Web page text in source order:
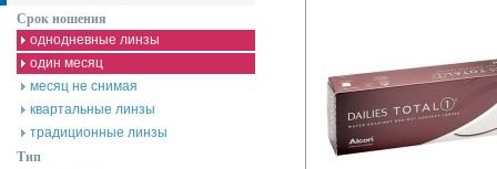
Срок ношения
однодневные линзы
один месяц
месяц не снимая
квартальные линзы
традиционные линзы
Тип